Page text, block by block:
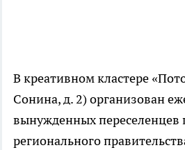
В креативном кластере
Сонина, д. 2) организован
вынужденных переселенцев
регионального